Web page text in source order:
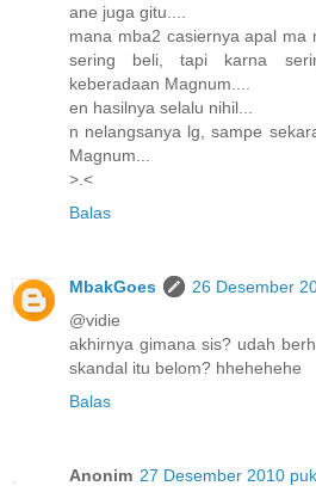
ane juga gitu....
mana mba2 casiernya apal ma
sering beli, tapi karna
keberadaan Magnum....
en hasilnya selalu nihil...
n nelangsanya lg, sampe
Magnum...
>.<
Balas
MbakGoes
26 Desember
@vidie
akhirnya gimana sis? udah
skandal itu belom? hhehehehe
Balas
Anonim 27 Desember 2010